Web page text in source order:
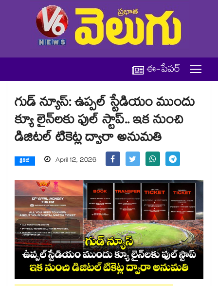
ఈ-పేపర్
గుడ్ న్యూస్: ఉప్పల్ స్టేడియం ముందు
క్యూ లైన్⁭లకు ఫుల్ స్టాప్.. ఇక నుంచి
డిజిటల్ టికెట్ల ద్వారా అనుమతి
క్రికెట్ April 12, 2026